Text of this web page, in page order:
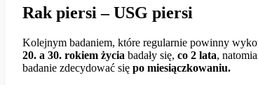
Rak piersi – USG piersi
Kolejnym badaniem, które regularnie powinny
20. a 30. rokiem życia badały się, co 2 lata,
badanie zdecydować się po miesiączkowaniu.